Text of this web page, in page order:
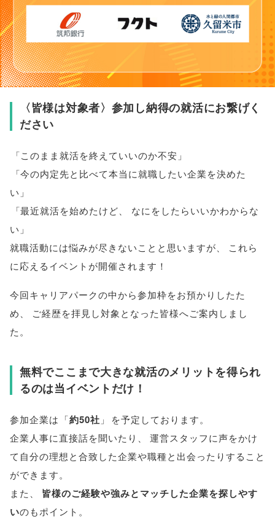
〈皆様は対象者〉参加し納得の就活にお繋げく
ださい
「このまま就活を終えていいのか不安 」
「今の内定先と比べて本当に就職したい企業を決めた
い 」
「最近就活を始めたけど
なにをしたらいいかわからな
い 」
就職活動には悩みが尽きないことと思いますが
これら
に応えるイベントが開催されます！
今回キャリアパークの中から参加枠をお預かりしたた
め
ご経歴を拝見し対象となった皆様へご案内しまし
た 。
無料でここまで大きな就活のメリットを得られ
るのは当イベントだけ！
参加企業は 「約50社 」 を予定しております。
企業人事に直接話を聞いたり
運営スタッフに声をかけ
て自分の理想と合致した企業や職種と出会ったりすること
ができます。
また
皆様のご経験や強みとマッチした企業を探しやす
いのもポイント 。